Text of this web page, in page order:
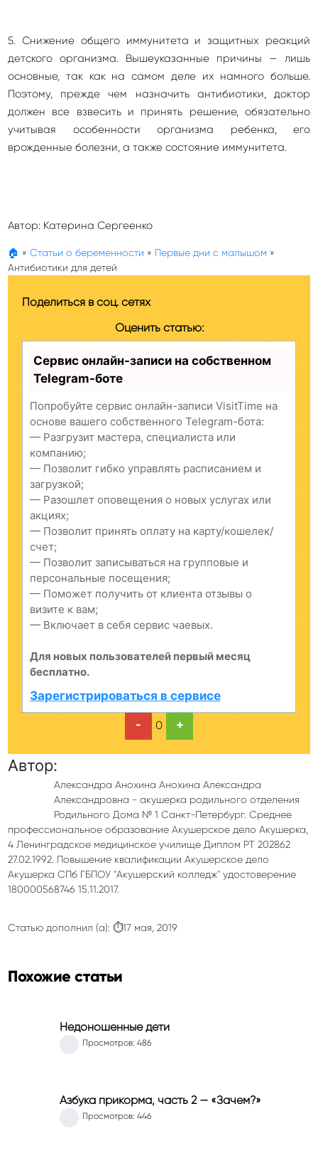
5. Снижение общего иммунитета и защитных реакций
детского организма. Вышеуказанные причины — лишь
основные, так как на самом деле их намного больше.
Поэтому, прежде чем назначить антибиотики, доктор
должен все взвесить и принять решение, обязательно
учитывая особенности организма ребенка, его
врожденные болезни, а также состояние иммунитета.
Автор: Катерина Сергеенко
🏠 » Статьи о беременности » Первые дни с малышом »
Антибиотики для детей
Поделиться в соц. сетях
Оценить статью:
Сервис онлайн-записи на собственном
Telegram-боте
Попробуйте сервис онлайн-записи VisitTime на
основе вашего собственного Telegram-бота:
— Разгрузит мастера, специалиста или
компанию;
— Позволит гибко управлять расписанием и
загрузкой;
— Разошлет оповещения о новых услугах или
акциях;
— Позволит принять оплату на карту/кошелек/
счет;
— Позволит записываться на групповые и
персональные посещения;
— Поможет получить от клиента отзывы о
визите к вам;
— Включает в себя сервис чаевых.
Для новых пользователей первый месяц
бесплатно.
Зарегистрироваться в сервисе
-
0 +
Автор:
Александра Анохина Анохина Александра
Александровна - акушерка родильного отделения
Родильного Дома № 1 Санкт-Петербург. Среднее
профессиональное образование Акушерское дело Акушерка,
4 Ленинградское медицинское училище Диплом РТ 202862
27.02.1992. Повышение квалификации Акушерское дело
Акушерка СПб ГБПОУ "Акушерский колледж" удостоверение
180000568746 15.11.2017.
Статью дополнил (а): ⏱17 мая, 2019
Похожие статьи
Недоношенные дети
Просмотров: 486
Азбука прикорма, часть 2 — «Зачем?»
Просмотров: 446